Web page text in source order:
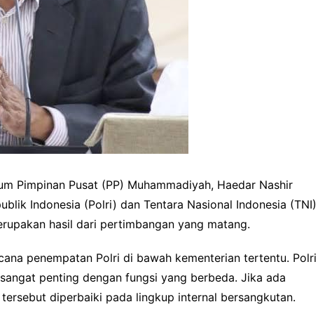
Pimpinan Pusat (PP) Muhammadiyah, Haedar Nashir
Indonesia (Polri) dan Tentara Nasional Indonesia (TNI)
hasil dari pertimbangan yang matang.
penempatan Polri di bawah kementerian tertentu. Polri
penting dengan fungsi yang berbeda. Jika ada
diperbaiki pada lingkup internal bersangkutan.